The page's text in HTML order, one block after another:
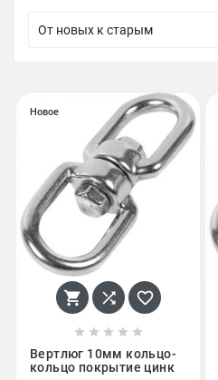
От новых к старым
Новое
  
    
Вертлюг 10мм кольцо-
кольцо покрытие цинк